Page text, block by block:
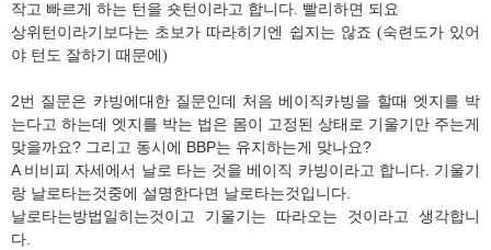
작고 빠르게 하는 턴을 숏턴이라고 합니다. 빨리하면 되요
상위턴이라기보다는 초보가 따라히기엔 쉽지는 않죠 (숙련도가 있어
야 턴도 잘하기 때문에)
2번 질문은 카빙에대한 질문인데 처음 베이직카빙을 할때 엣지를 박
는다고 하는데 엣지를 박는 법은 몸이 고정된 상태로 기울기만 주는게
맞을까요? 그리고 동시에 BBP는 유지하는게 맞나요?
A 비비피 자세에서 날로 타는 것을 베이직 카빙이라고 합니다. 기울기
랑 날로타는것중에 설명한다면 날로타는것입니다.
날로타는방법일히는것이고 기울기는 따라오는 것이라고 생각합니
다.